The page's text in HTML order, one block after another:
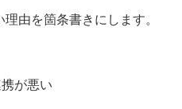
由を箇条書きにします。
が悪い